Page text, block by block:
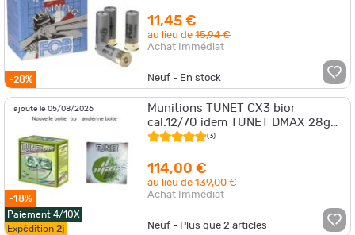
-28%
11,45 €
au lieu de15,94 €
Achat Immédiat
Neuf - En stock
ajouté le 05/08/2026
-18%
Paiement 4/10X
Expédition 2j
Munitions TUNET CX3 bior
cal.12/70 idem TUNET DMAX 28g
par 250
(3)
114,00 €
au lieu de139,00 €
Achat Immédiat
Neuf - Plus que2 articles